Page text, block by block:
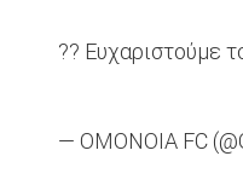
?? Ευχαριστούμε
— OMONOIA FC